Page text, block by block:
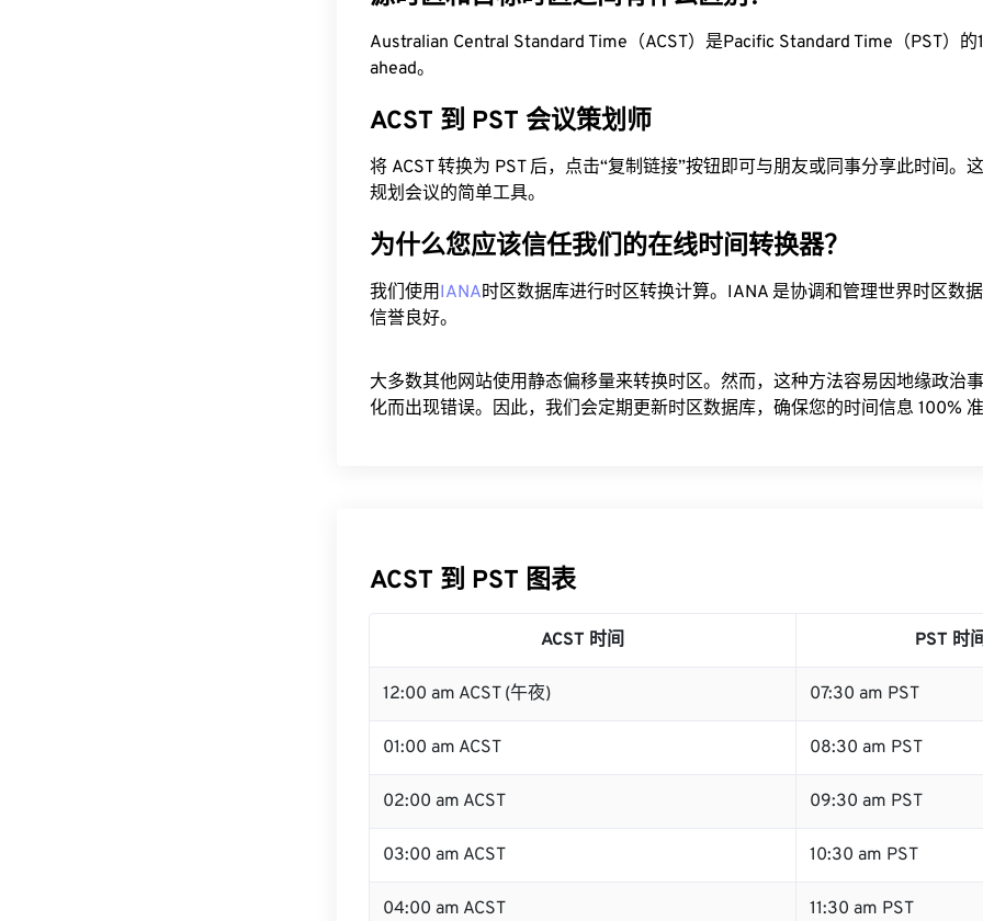
Australian Central Standard Time（ACST）是Pacific Standard Time（PST）的
ahead。
ACST 到 PST 会议策划师
将 ACST 转换为 PST 后，点击“复制链接”按钮即可与朋友或同事分享此时间。
规划会议的简单工具。
为什么您应该信任我们的在线时间转换器？
我们使用IANA时区数据库进行时区转换计算。IANA 是协调和管理世界时区数据
信誉良好。
大多数其他网站使用静态偏移量来转换时区。然而，这种方法容易因地缘政治
化而出现错误。因此，我们会定期更新时区数据库，确保您的时间信息 100% 准
ACST 到 PST 图表
ACST 时间 PST 时
12:00 am ACST (午夜) 07:30 am PST
01:00 am ACST 08:30 am PST
02:00 am ACST 09:30 am PST
03:00 am ACST 10:30 am PST
04:00 am ACST 11:30 am PST